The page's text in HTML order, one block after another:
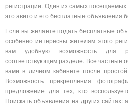
регистрации. Один из самых посещаемых
это авито и его бесплатные объявления
Если вы желаете подать бесплатные
особенно интересны жителям этого
вам удобную возможность для
соответствующем разделе. Все частные
вами в личном кабинете после
Возможность прикрепления
предложение для тех, кто
Поискать объявления на других сайтах: